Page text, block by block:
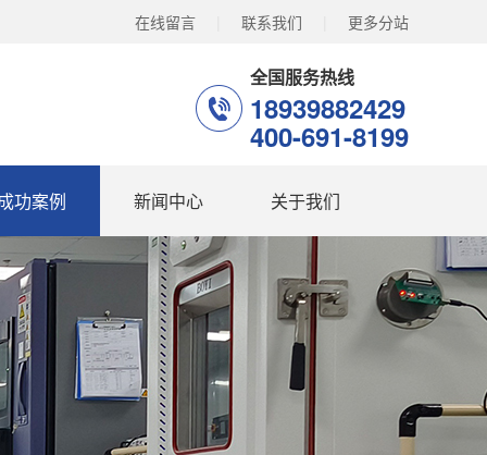
在线留言 联系我们 更多分站
全国服务热线
18939882429
400-691-8199
功案例 新闻中心 关于我们